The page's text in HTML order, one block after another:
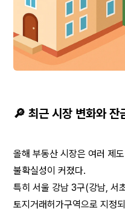
🔎 최근 시장 변화와 잔
올해 부동산 시장은 여러 제
불확실성이 커졌다.
특히 서울 강남 3구(강남, 서
토지거래허가구역으로 지정